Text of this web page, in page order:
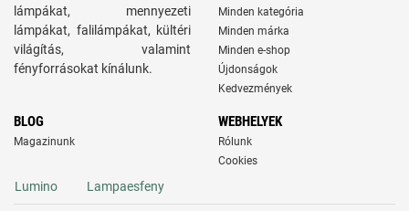
lámpákat, mennyezeti
lámpákat, falilámpákat, kültéri
világítás, valamint
fényforrásokat kínálunk.
Minden kategória
Minden márka
Minden e-shop
Újdonságok
Kedvezmények
BLOG
Magazinunk
WEBHELYEK
Rólunk
Cookies
Lumino Lampaesfeny